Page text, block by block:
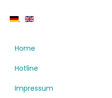
Home
Hotline
Impressum